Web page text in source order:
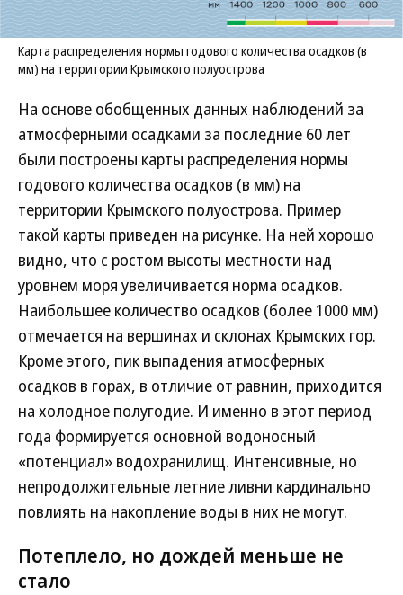
Карта распределения нормы годового количества осадков (в
мм) на территории Крымского полуострова
На основе обобщенных данных наблюдений за
атмосферными осадками за последние 60 лет
были построены карты распределения нормы
годового количества осадков (в мм) на
территории Крымского полуострова. Пример
такой карты приведен на рисунке. На ней хорошо
видно, что с ростом высоты местности над
уровнем моря увеличивается норма осадков.
Наибольшее количество осадков (более 1000 мм)
отмечается на вершинах и склонах Крымских гор.
Кроме этого, пик выпадения атмосферных
осадков в горах, в отличие от равнин, приходится
на холодное полугодие. И именно в этот период
года формируется основной водоносный
«потенциал» водохранилищ. Интенсивные, но
непродолжительные летние ливни кардинально
повлиять на накопление воды в них не могут.
Потеплело, но дождей меньше не
стало